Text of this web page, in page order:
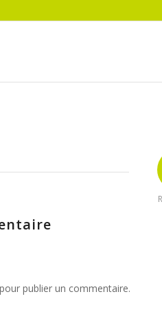
publier un commentaire.